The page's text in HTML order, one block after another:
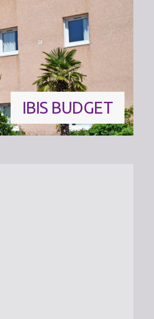
IBIS BUDGET